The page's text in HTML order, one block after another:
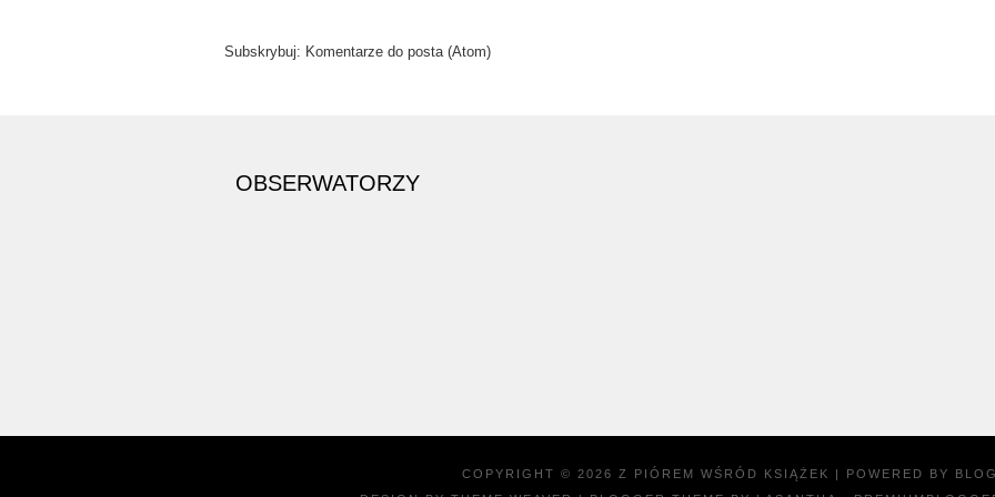
Subskrybuj: Komentarze do posta (Atom)
OBSERWATORZY
COPYRIGHT © 2026 Z PIÓREM WŚRÓD KSIĄŻEK | POWERED BY